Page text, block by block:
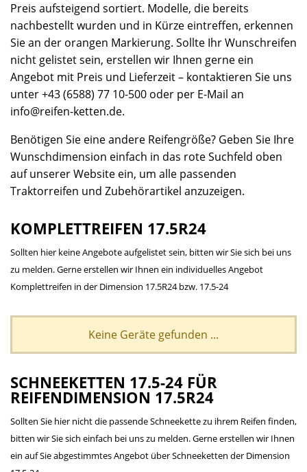
Preis aufsteigend sortiert. Modelle, die bereits
nachbestellt wurden und in Kürze eintreffen, erkennen
Sie an der orangen Markierung. Sollte Ihr Wunschreifen
nicht gelistet sein, erstellen wir Ihnen gerne ein
Angebot mit Preis und Lieferzeit – kontaktieren Sie uns
unter +43 (6588) 77 10-500 oder per E-Mail an
info@reifen-ket­ten.de.
Benötigen Sie eine andere Reifengröße? Geben Sie Ihre
Wunschdimension einfach in das rote Suchfeld oben
auf unserer Website ein, um alle passenden
Traktorreifen und Zubehörartikel anzuzeigen.
KOMPLETTREIFEN 17.5R24
Sollten hier keine Angebote aufgelistet sein, bitten wir Sie sich bei uns
zu melden. Gerne erstellen wir Ihnen ein individuelles Angebot
Komplettreifen in der Dimension 17.5R24 bzw. 17.5-24
Keine Geräte gefunden ...
SCHNEEKETTEN 17.5-24 FÜR
REIFENDIMENSION 17.5R24
Sollten Sie hier nicht die passende Schneekette zu ihrem Reifen finden,
bitten wir Sie sich einfach bei uns zu melden. Gerne erstellen wir Ihnen
ein auf Sie abgestimmtes Angebot über Schneeketten der Dimension